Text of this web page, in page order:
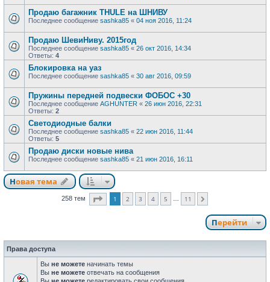
Продаю багажник THULE на ШНИВУ
Последнее сообщение sashka85 « 04 ноя 2016, 11:24
Продаю ШевиНиву. 2015год
Последнее сообщение sashka85 « 26 окт 2016, 14:34
Ответы: 4
Блокировка на уаз
Последнее сообщение sashka85 « 30 авг 2016, 09:59
Пружины передней подвески ФОБОС +30
Последнее сообщение AGHUNTER « 26 июн 2016, 22:31
Ответы: 2
Светодиодные балки
Последнее сообщение sashka85 « 22 июн 2016, 11:44
Ответы: 5
Продаю диски новые нива
Последнее сообщение sashka85 « 21 июн 2016, 16:11
Новая тема
Новаятема
258 тем Страница из
1 2 3 4 5 11
Перейти
Права доступа
Вы не можете начинать темы
Вы не можете отвечать на сообщения